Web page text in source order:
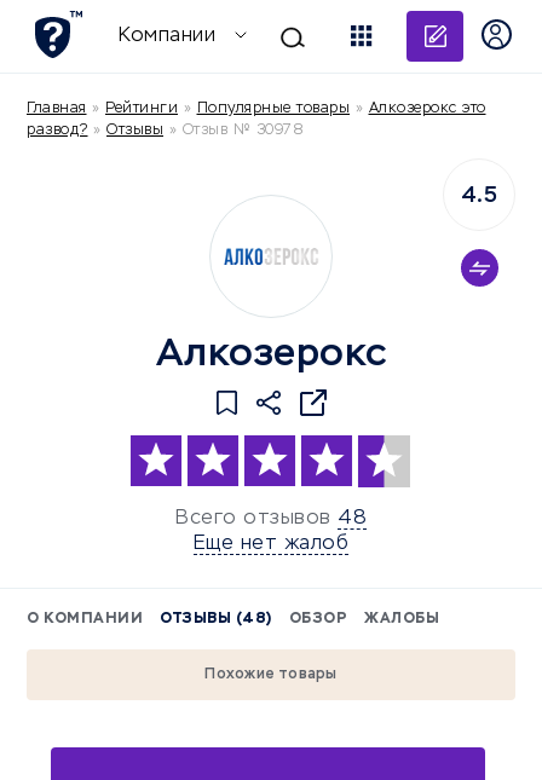
Компании
Главная » Рейтинги » Популярные товары » Алкозерокс это
развод? » Отзывы » Отзыв № 30978
Алкозерокс
Всего отзывов 48
Еще нет жалоб
4.5
О КОМПАНИИ ОТЗЫВЫ (48) ОБЗОР ЖАЛОБЫ
Похожие товары